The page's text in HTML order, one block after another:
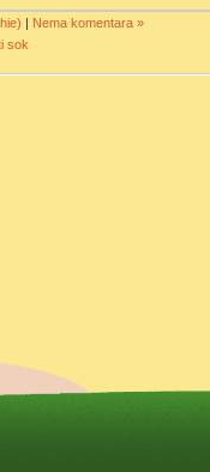
| Nema komentara »
sok